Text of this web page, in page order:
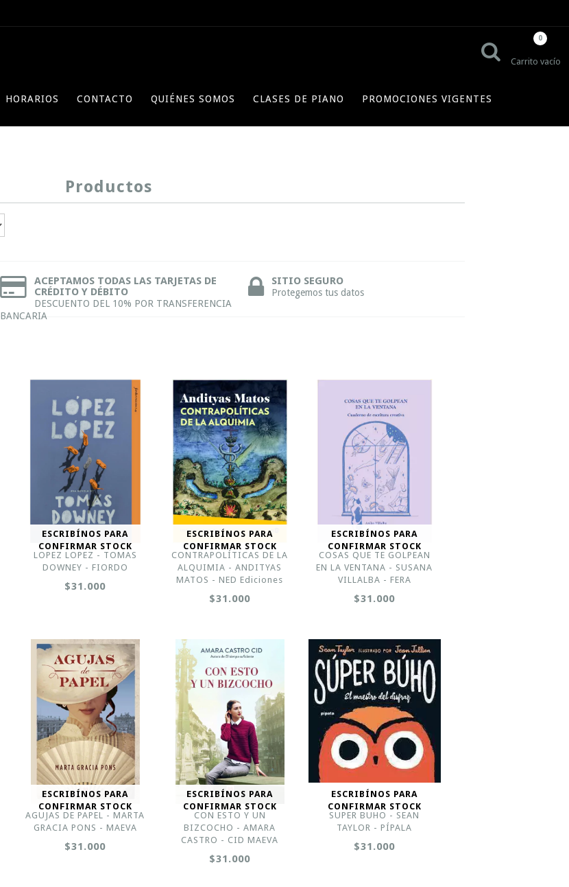
Carrito vacío
0
HORARIOS CONTACTO QUIÉNES SOMOS CLASES DE PIANO PROMOCIONES VIGENTES
Productos
ACEPTAMOS TODAS LAS TARJETAS DE
CRÉDITO Y DÉBITO
DESCUENTO DEL 10% POR TRANSFERENCIA
BANCARIA
SITIO SEGURO
Protegemos tus datos
ESCRIBÍNOS PARA
CONFIRMAR STOCK
LOPEZ LOPEZ - TOMAS
DOWNEY - FIORDO
$31.000
ESCRIBÍNOS PARA
CONFIRMAR STOCK
CONTRAPOLÍTICAS DE LA
ALQUIMIA - ANDITYAS
MATOS - NED Ediciones
$31.000
ESCRIBÍNOS PARA
CONFIRMAR STOCK
COSAS QUE TE GOLPEAN
EN LA VENTANA - SUSANA
VILLALBA - FERA
$31.000
ESCRIBÍNOS PARA
CONFIRMAR STOCK
AGUJAS DE PAPEL - MARTA
GRACIA PONS - MAEVA
$31.000
ESCRIBÍNOS PARA
CONFIRMAR STOCK
CON ESTO Y UN
BIZCOCHO - AMARA
CASTRO - CID MAEVA
$31.000
ESCRIBÍNOS PARA
CONFIRMAR STOCK
SUPER BUHO - SEAN
TAYLOR - PÍPALA
$31.000